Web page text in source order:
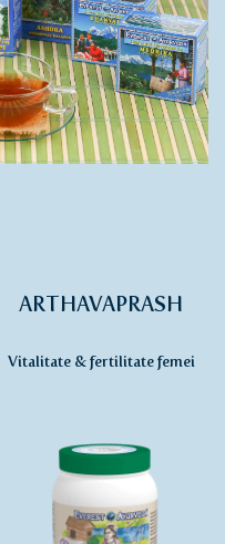
ARTHAVAPRASH
Vitalitate & fertilitate femei